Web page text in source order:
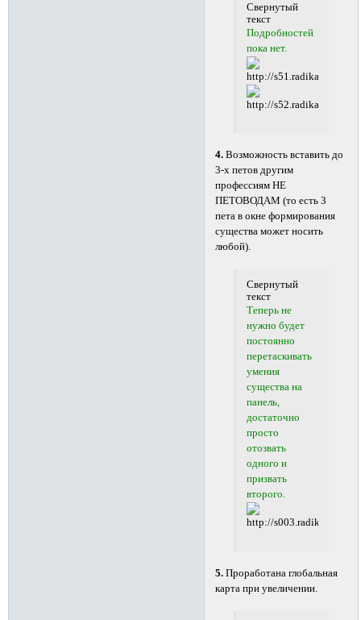
Свернутый
текст
Подробностей
пока нет.
4. Возможность вставить до
3-х петов другим
профессиям НЕ
ПЕТОВОДАМ (то есть 3
пета в окне формирования
существа может носить
любой).
Свернутый
текст
Теперь не
нужно будет
постоянно
перетаскивать
умения
существа на
панель,
достаточно
просто
отозвать
одного и
призвать
второго.
5. Проработана глобальная
карта при увеличении.